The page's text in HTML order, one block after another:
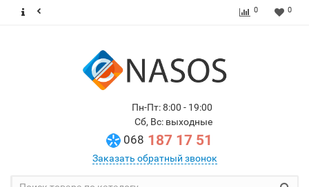
0 0
Пн-Пт: 8:00 - 19:00
Сб, Вс: выходные
068 187 17 51
Заказать обратный звонок